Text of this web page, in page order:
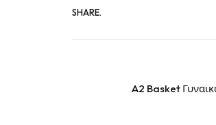
SHARE.
A2 Basket